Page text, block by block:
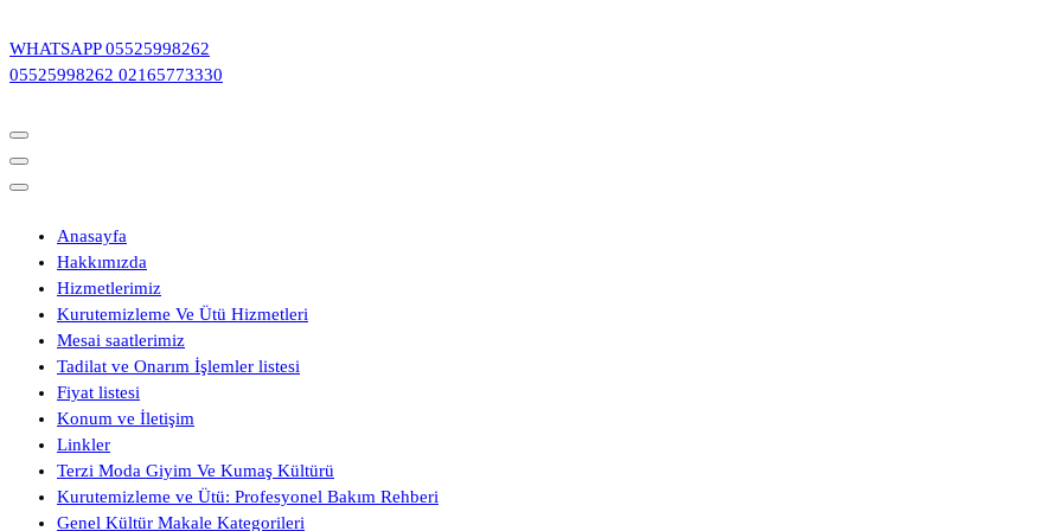
geç
WHATSAPP 05525998262
05525998262 02165773330
Anasayfa
Hakkımızda
Hizmetlerimiz
Kurutemizleme Ve Ütü Hizmetleri
Mesai saatlerimiz
Tadilat ve Onarım İşlemler listesi
Fiyat listesi
Konum ve İletişim
Linkler
Terzi Moda Giyim Ve Kumaş Kültürü
Kurutemizleme ve Ütü: Profesyonel Bakım Rehberi
Genel Kültür Makale Kategorileri